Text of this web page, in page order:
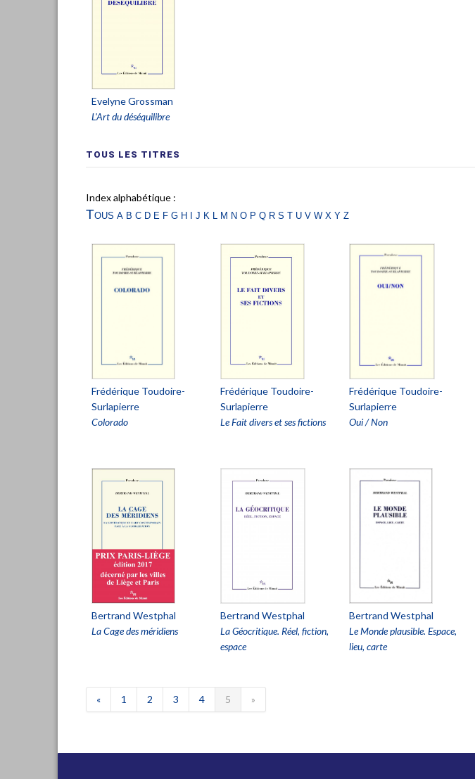
Evelyne Grossman
L'Art du déséquilibre
TOUS LES TITRES
Index alphabétique :
Tous a b c d e fg h i j k l m no p q rs t uvwx yz
Frédérique Toudoire-
Surlapierre
Colorado
Frédérique Toudoire-
Surlapierre
Le Fait divers et ses fictions
Frédérique Toudoire-
Surlapierre
Oui / Non
Bertrand Westphal
La Cage des méridiens
Bertrand Westphal
La Géocritique. Réel, fiction,
espace
Bertrand Westphal
Le Monde plausible. Espace,
lieu, carte
« 1 2 3 4 5 »